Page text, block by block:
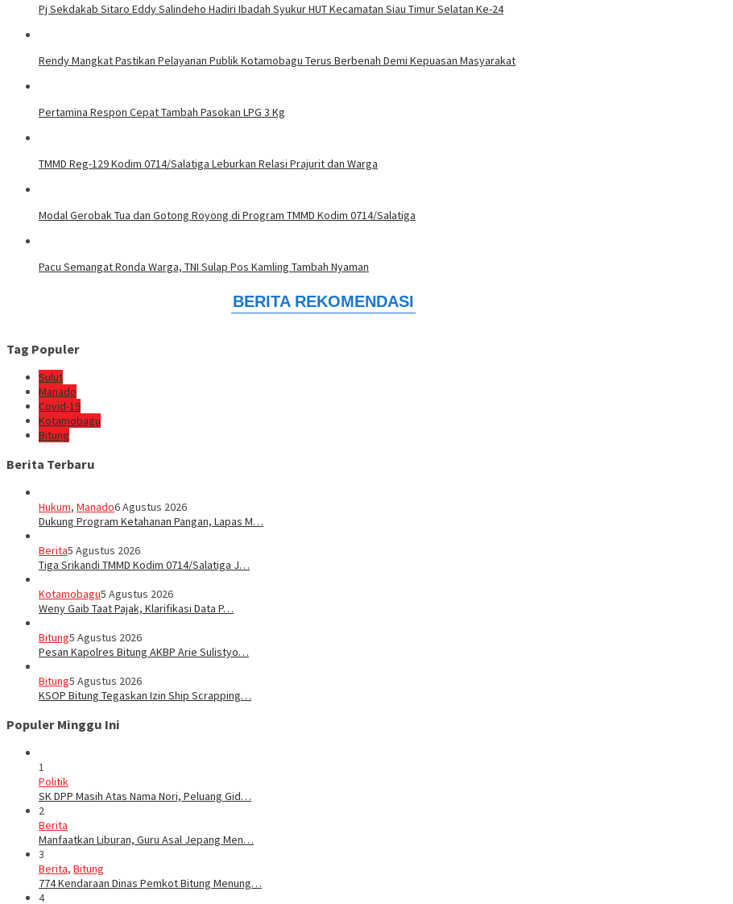
Pj Sekdakab Sitaro Eddy Salindeho Hadiri Ibadah Syukur HUT Kecamatan Siau Timur Selatan Ke-24
Rendy Mangkat Pastikan Pelayanan Publik Kotamobagu Terus Berbenah Demi Kepuasan Masyarakat
Pertamina Respon Cepat Tambah Pasokan LPG 3 Kg
TMMD Reg-129 Kodim 0714/Salatiga Leburkan Relasi Prajurit dan Warga
Modal Gerobak Tua dan Gotong Royong di Program TMMD Kodim 0714/Salatiga
Pacu Semangat Ronda Warga, TNI Sulap Pos Kamling Tambah Nyaman
Tag Populer
Sulut
Manado
Covid-19
Kotamobagu
Bitung
Berita Terbaru
Hukum, Manado6 Agustus 2026
Dukung Program Ketahanan Pangan, Lapas M…
Berita5 Agustus 2026
Tiga Srikandi TMMD Kodim 0714/Salatiga J…
Kotamobagu5 Agustus 2026
Weny Gaib Taat Pajak, Klarifikasi Data P…
Bitung5 Agustus 2026
Pesan Kapolres Bitung AKBP Arie Sulistyo…
Bitung5 Agustus 2026
KSOP Bitung Tegaskan Izin Ship Scrapping…
Populer Minggu Ini
1
Politik
SK DPP Masih Atas Nama Nori, Peluang Gid…
2
Berita
Manfaatkan Liburan, Guru Asal Jepang Men…
3
Berita, Bitung
774 Kendaraan Dinas Pemkot Bitung Menung…
4